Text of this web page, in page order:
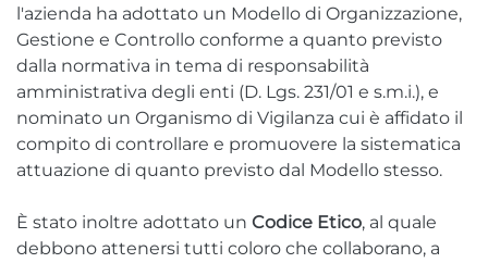
l'azienda ha adottato un Modello di Organizzazione,
Gestione e Controllo conforme a quanto previsto
dalla normativa in tema di responsabilità
amministrativa degli enti (D. Lgs. 231/01 e s.m.i.), e
nominato un Organismo di Vigilanza cui è affidato il
compito di controllare e promuovere la sistematica
attuazione di quanto previsto dal Modello stesso.
È stato inoltre adottato un Codice Etico, al quale
debbono attenersi tutti coloro che collaborano, a